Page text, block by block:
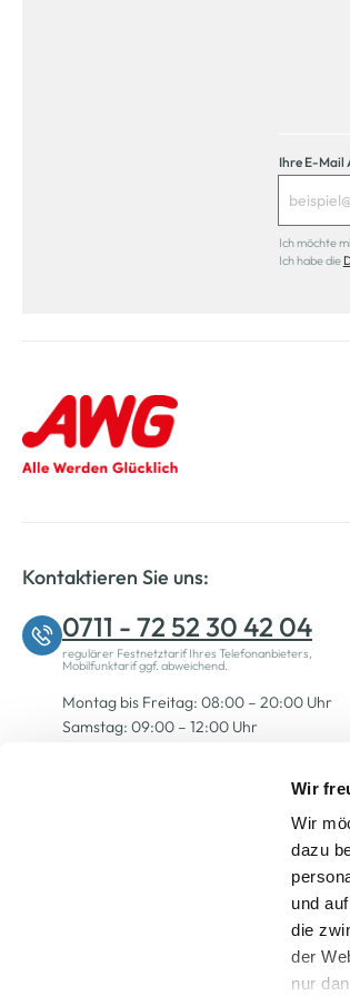
Wir
Wir
dazu
und
die
der
nur
Ihre E-Mail
Ich möchte
Ich habe die
Kontaktieren Sie uns:
0711 - 72 52 30 42 04
regulärer Festnetztarif Ihres Telefonanbieters,
Mobilfunktarif ggf. abweichend.
Montag bis Freitag: 08:00 – 20:00 Uhr
Samstag: 09:00 – 12:00 Uhr